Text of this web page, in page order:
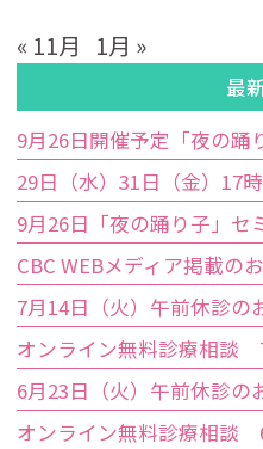
« 11月 1月 »
最
29日（水）31日（金）17
9月26日「夜の踊り子」セ
CBC WEBメディア掲載の
7月14日（火）午前休診の
オンライン無料診療相談
6月23日（火）午前休診の
オンライン無料診療相談